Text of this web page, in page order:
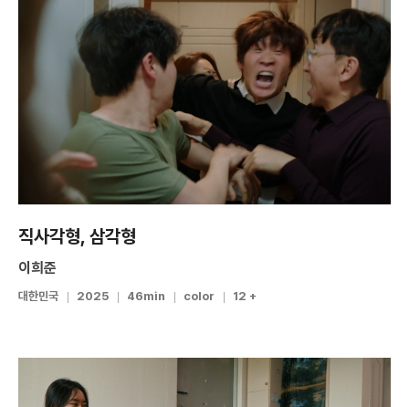
직사각형, 삼각형
이희준
대한민국 2025 46min color 12 +